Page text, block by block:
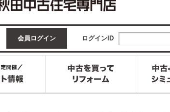
会員ログイン ログインID